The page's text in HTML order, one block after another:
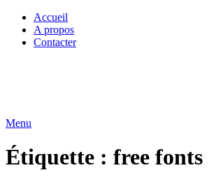
Accueil
A propos
Contacter
Menu
Étiquette : free fonts